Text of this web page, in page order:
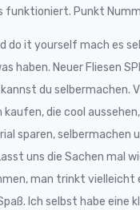
funktioniert. Punkt
do it yourself mach es
haben. Neuer Fliesen
du selbermachen.
die cool
sparen, selbermachen
uns die Sachen mal
man trinkt vielleicht
Ich selbst habe eine